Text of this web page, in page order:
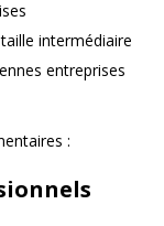
intermédiaire
entreprises
: